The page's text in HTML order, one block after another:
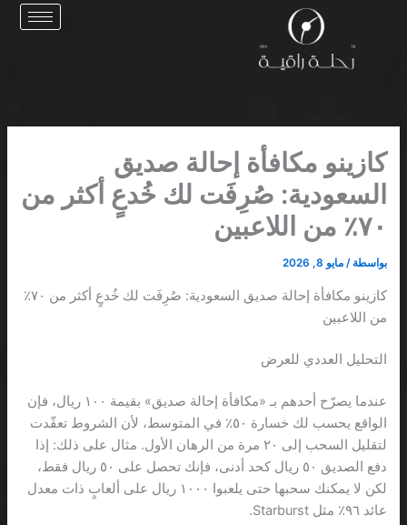
كازينو مكافأة إحالة صديق
السعودية: صُرِفَت لك خُدعٍ أكثر من
٧٠٪ من اللاعبين
بواسطة /مايو 8, 2026
كازينو مكافأة إحالة صديق السعودية: صُرِفَت لك خُدعٍ أكثر من ٧٠٪
من اللاعبين
التحليل العددي للعرض
عندما يصرّح أحدهم بـ «مكافأة إحالة صديق» بقيمة ١٠٠ ريال، فإن
الواقع يحسب لك خسارة ٥٠٪ في المتوسط، لأن الشروط تعقّدت
لتقليل السحب إلى ٢٠ مرة من الرهان الأول. مثال على ذلك: إذا
دفع الصديق ٥٠ ريال كحد أدنى، فإنك تحصل على ٥٠ ريال فقط،
لكن لا يمكنك سحبها حتى يلعبوا ١٠٠٠ ريال على ألعابٍ ذات معدل
عائد ٩٦٪ مثل Starburst.